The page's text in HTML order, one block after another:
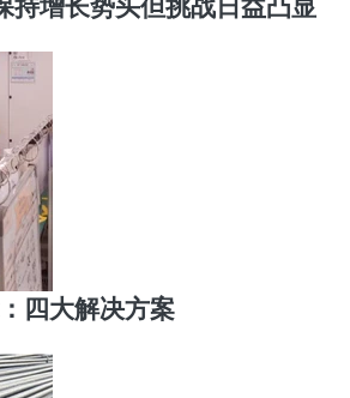
持增长势头但挑战日益凸显
四大解决方案